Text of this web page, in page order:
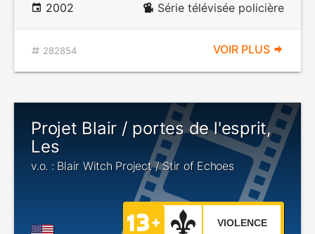
2002 Série télévisée policière
282854 VOIR PLUS
Projet Blair / portes de l'esprit,
Les
v.o. : Blair Witch Project / Stir of Echoes
VIOLENCE